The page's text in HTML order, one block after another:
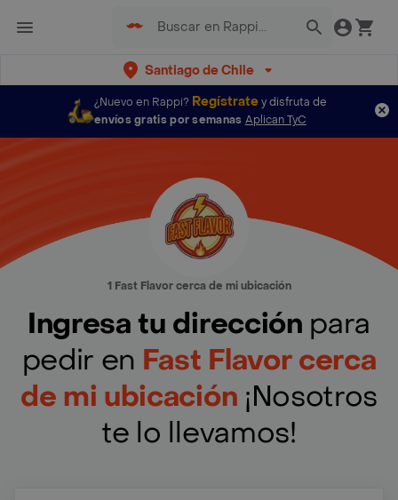
Santiago de Chile
¿Nuevo en Rappi? Regístratey disfruta de
envíos gratis por semanas Aplican TyC
1 Fast Flavor cerca de mi ubicación
Ingresa tu dirección para
pedir en Fast Flavor cerca
de mi ubicación ¡Nosotros
te lo llevamos!